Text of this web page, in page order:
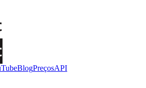
BlogPreçosAPI